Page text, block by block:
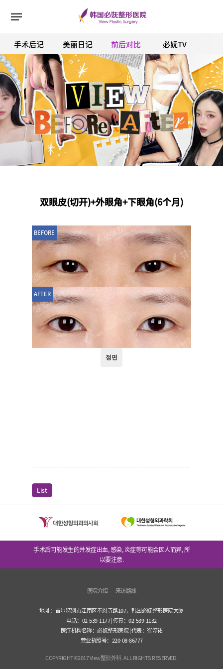
ESC 버튼을 누르면 검색창을 닫을 수 있습니다.
手术后记 美丽日记 前后对比 必妩TV
双眼皮(切开)+外眼角+下眼角(6个月)
BEFORE
AFTER
List
手术后可能发生的并发症出血, 感染, 炎症等可能会因人而异, 所
以要注意.
医院介绍 来访路线
地址：首尔特别市江南区奉恩寺路107，韩国必妩整形医院大厦
电话：02-539-1177 | 传真：02-539-1132
医疗机构名称：必妩整形医院 | 代表：崔淳祐
营业执照号：220-08-86777
COPYRIGHT©2017 View整形外科. ALL RIGHTS RESERVED.